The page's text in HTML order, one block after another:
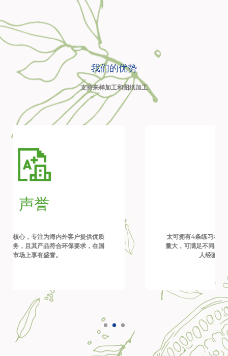
我们的优势
支持来样加工和图纸加工
太可拥有4条练习本生产流水线，自动化程度高，产
量大，可满足不同采购量客户的需求；此外，技术工
人经验丰富，制造更可靠。